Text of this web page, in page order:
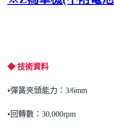
◆ 技術資料
•彈簧夾頭能力：3/6mm
•回轉數：30,000rpm